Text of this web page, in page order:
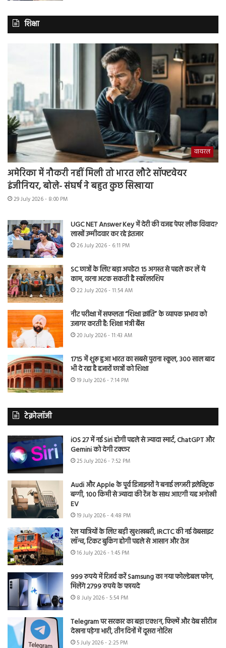
शिक्षा
वायरल
अमेरिका में नौकरी नहीं मिली तो भारत लौटे सॉफ्टवेयर
इंजीनियर, बोले- संघर्ष ने बहुत कुछ सिखाया
29 July 2026 - 8:00 PM
UGC NET Answer Key में देरी की वजह पेपर लीक विवाद?
लाखों उम्मीदवार कर रहे इंतजार
26 July 2026 - 6:11 PM
SC छात्रों के लिए बड़ा अपडेट! 15 अगस्त से पहले कर लें ये
काम, वरना अटक सकती है स्कॉलरशिप
22 July 2026 - 11:54 AM
नीट परीक्षा में सफलता “शिक्षा क्रांति” के व्यापक प्रभाव को
उजागर करती है: शिक्षा मंत्री बैंस
20 July 2026 - 11:43 AM
1715 में शुरू हुआ भारत का सबसे पुराना स्कूल, 300 साल बाद
भी दे रहा है हजारों छात्रों को शिक्षा
19 July 2026 - 7:14 PM
टेक्नोलॉजी
iOS 27 में नई Siri होगी पहले से ज्यादा स्मार्ट, ChatGPT और
Gemini को देगी टक्कर
25 July 2026 - 7:52 PM
Audi और Apple के पूर्व डिजाइनरों ने बनाई लग्जरी इलेक्ट्रिक
बग्गी, 100 किमी से ज्यादा की रेंज के साथ आएगी यह अनोखी
EV
19 July 2026 - 4:48 PM
रेल यात्रियों के लिए बड़ी खुशखबरी, IRCTC की नई वेबसाइट
लॉन्च, टिकट बुकिंग होगी पहले से आसान और तेज
16 July 2026 - 1:45 PM
999 रुपये में रिजर्व करें Samsung का नया फोल्डेबल फोन,
मिलेंगे 2799 रुपये के फायदे
8 July 2026 - 5:54 PM
Telegram पर सरकार का बड़ा एक्शन, फिल्में और वेब सीरीज
देखना पड़ेगा भारी, तीन दिनों में दूसरा नोटिस
5 July 2026 - 2:25 PM